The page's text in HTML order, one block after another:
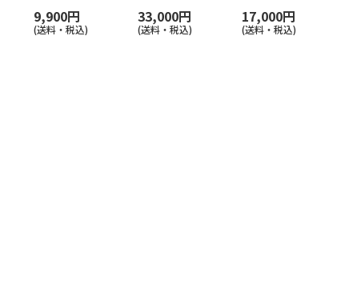
9,900円
(送料・税込)
33,000円
(送料・税込)
17,000円
(送料・税込)